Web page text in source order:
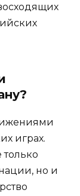
играх.
но и